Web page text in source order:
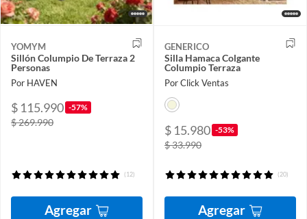
YOMYM
Sillón Columpio De Terraza 2
Personas
Por HAVEN
$ 115.990 -57%
$ 269.990
(12)
Agregar
GENERICO
Silla Hamaca Colgante
Columpio Terraza
Por Click Ventas
$ 15.980 -53%
$ 33.990
(20)
Agregar